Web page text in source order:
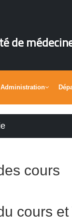
de
Administration
cours
cours et